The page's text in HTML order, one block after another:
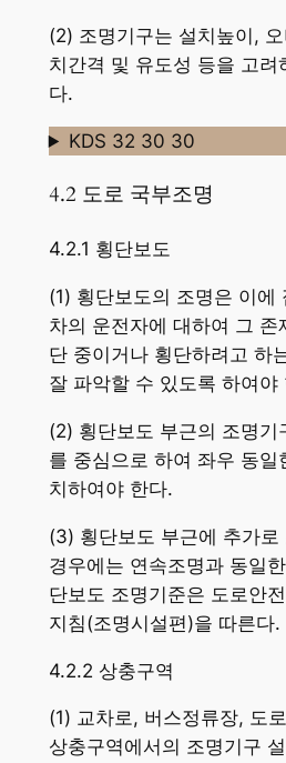
(2) 조명기구는 설치높이,
치간격 및 유도성 등을 고려
다.
KDS 32 30 30
4.2 도로 국부조명
4.2.1 횡단보도
(1) 횡단보도의 조명은 이에
차의 운전자에 대하여 그 존
단 중이거나 횡단하려고 하
잘 파악할 수 있도록 하여야
(2) 횡단보도 부근의 조명기
를 중심으로 하여 좌우 동일
치하여야 한다.
(3) 횡단보도 부근에 추가
경우에는 연속조명과 동일
단보도 조명기준은 도로안
지침(조명시설편)을 따른다.
4.2.2 상충구역
(1) 교차로, 버스정류장, 도
상충구역에서의 조명기구